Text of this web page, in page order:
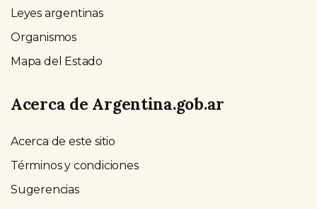
Leyes argentinas
Organismos
Mapa del Estado
Acerca de Argentina.gob.ar
Acerca de este sitio
Términos y condiciones
Sugerencias